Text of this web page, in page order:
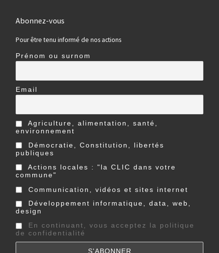
Abonnez-vous
Pour être tenu informé de nos actions
Prénom ou surnom
Email
Agriculture, alimentation, santé,
environnement
Démocratie, Constitution, libertés
publiques
Actions locales : "la CLIC dans votre
commune"
Communication, vidéos et sites internet
Développement informatique, data, web,
design
En continuant, vous acceptez la politique
de confidentialité